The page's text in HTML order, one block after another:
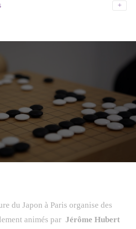
du Japon à Paris organise des
animés par Jérôme Hubert